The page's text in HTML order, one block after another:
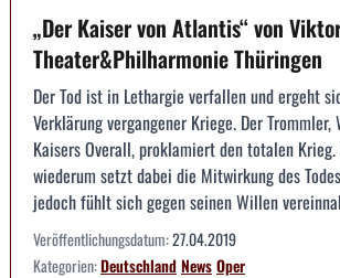
„Der Kaiser von Atlantis“ von
Theater&Philharmonie Thüringen
Der Tod ist in Lethargie verfallen und ergeht
Verklärung vergangener Kriege. Der Trommler,
Kaisers Overall, proklamiert den totalen Krieg.
wiederum setzt dabei die Mitwirkung des
jedoch fühlt sich gegen seinen Willen
Veröffentlichungsdatum:27.04.2019
Kategorien:DeutschlandNewsOper